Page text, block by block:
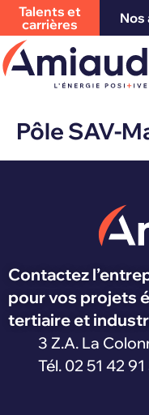
Talents et
carrières
Nos
Pôle SAV-
3 Z.A. La
Tél. 02 51 42
Contactez
pour vos projets
tertiaire et